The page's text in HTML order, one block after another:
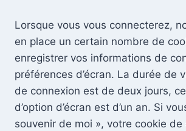
Lorsque vous vous connecterez,
en place un certain nombre de
enregistrer vos informations de
préférences d’écran. La durée de
de connexion est de deux jours,
d’option d’écran est d’un an. Si
souvenir de moi », votre cookie de